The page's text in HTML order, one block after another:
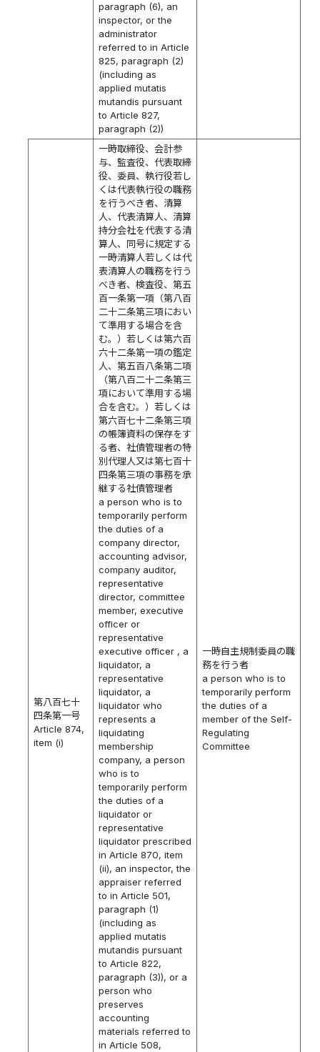
paragraph (6), an
inspector, or the
administrator
referred to in Article
825, paragraph (2)
(including as
applied mutatis
mutandis pursuant
to Article 827,
paragraph (2))
第八百七十
四条第一号
Article 874,
item (i)
一時取締役、会計参
与、監査役、代表取締
役、委員、執行役若し
くは代表執行役の職務
を行うべき者、清算
人、代表清算人、清算
持分会社を代表する清
算人、同号に規定する
一時清算人若しくは代
表清算人の職務を行う
べき者、検査役、第五
百一条第一項（第八百
二十二条第三項におい
て準用する場合を含
む。）若しくは第六百
六十二条第一項の鑑定
人、第五百八条第二項
（第八百二十二条第三
項において準用する場
合を含む。）若しくは
第六百七十二条第三項
の帳簿資料の保存をす
る者、社債管理者の特
別代理人又は第七百十
四条第三項の事務を承
継する社債管理者
a person who is to
temporarily perform
the duties of a
company director,
accounting advisor,
company auditor,
representative
director, committee
member, executive
officer or
representative
executive officer , a
liquidator, a
representative
liquidator, a
liquidator who
represents a
liquidating
membership
company, a person
who is to
temporarily perform
the duties of a
liquidator or
representative
liquidator prescribed
in Article 870, item
(ii), an inspector, the
appraiser referred
to in Article 501,
paragraph (1)
(including as
applied mutatis
mutandis pursuant
to Article 822,
paragraph (3)), or a
person who
preserves
accounting
materials referred to
in Article 508,
一時自主規制委員の職
務を行う者
a person who is to
temporarily perform
the duties of a
member of the Self-
Regulating
Committee